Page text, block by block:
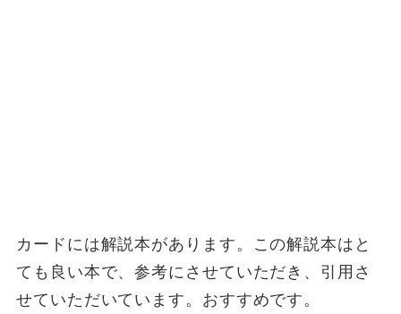
カードには解説本があります。この解説本はと
ても良い本で、参考にさせていただき、引用さ
せていただいています。おすすめです。